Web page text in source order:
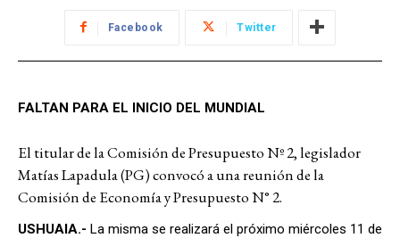
Facebook Twitter
FALTAN PARA EL INICIO DEL MUNDIAL
El titular de la Comisión de Presupuesto Nº 2, legislador
Matías Lapadula (PG) convocó a una reunión de la
Comisión de Economía y Presupuesto N° 2.
USHUAIA.- La misma se realizará el próximo miércoles 11 de